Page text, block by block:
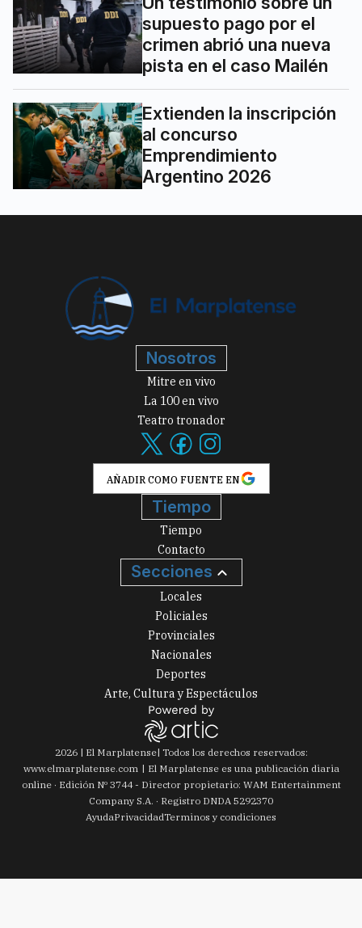
supuesto pago por el
crimen abrió una nueva
pista en el caso Mailén
Extienden la inscripción
al concurso
Emprendimiento
Argentino 2026
Nosotros
Mitre en vivo
La 100 en vivo
Teatro tronador
AÑADIR COMO FUENTE EN
Tiempo
Tiempo
Contacto
Secciones
Locales
Policiales
Provinciales
Nacionales
Deportes
Arte, Cultura y Espectáculos
2026| El Marplatense| Todos los derechos reservados:
www.elmarplatense.com
El Marplatense es una publicación diaria
online · Edición Nº 3744- Director propietario: WAM Entertainment
Company S.A. · Registro DNDA 5292370
AyudaPrivacidadTerminos y condiciones